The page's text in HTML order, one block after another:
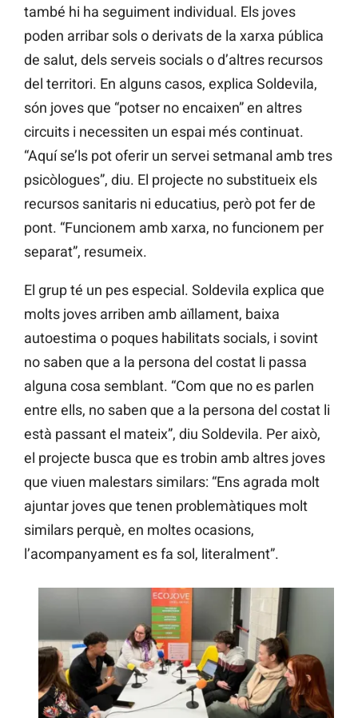
també hi ha seguiment individual. Els joves
poden arribar sols o derivats de la xarxa pública
de salut, dels serveis socials o d’altres recursos
del territori. En alguns casos, explica Soldevila,
són joves que “potser no encaixen” en altres
circuits i necessiten un espai més continuat.
“Aquí se’ls pot oferir un servei setmanal amb tres
psicòlogues”, diu. El projecte no substitueix els
recursos sanitaris ni educatius, però pot fer de
pont. “Funcionem amb xarxa, no funcionem per
separat”, resumeix.
El grup té un pes especial. Soldevila explica que
molts joves arriben amb aïllament, baixa
autoestima o poques habilitats socials, i sovint
no saben que a la persona del costat li passa
alguna cosa semblant. “Com que no es parlen
entre ells, no saben que a la persona del costat li
està passant el mateix”, diu Soldevila. Per això,
el projecte busca que es trobin amb altres joves
que viuen malestars similars: “Ens agrada molt
ajuntar joves que tenen problemàtiques molt
similars perquè, en moltes ocasions,
l’acompanyament es fa sol, literalment”.